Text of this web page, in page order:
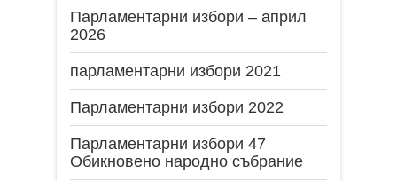
Парламентарни избори – април
2026
парламентарни избори 2021
Парламентарни избори 2022
Парламентарни избори 47
Обикновено народно събрание